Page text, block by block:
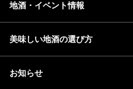
地酒・イベント情報
美味しい地酒の選び方
お知らせ